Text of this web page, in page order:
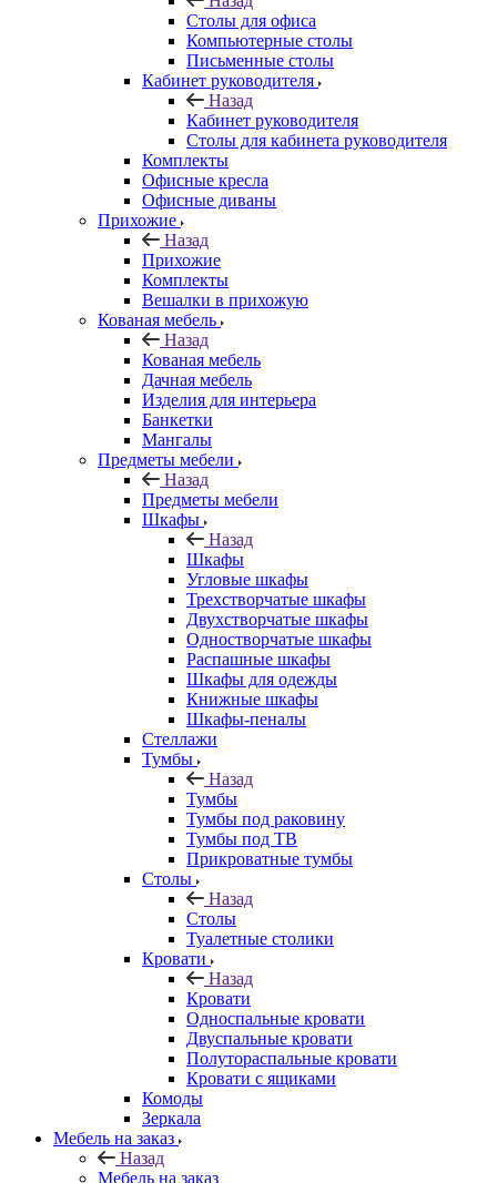
Столы для офиса
Компьютерные столы
Письменные столы
Кабинет руководителя
Назад
Кабинет руководителя
Столы для кабинета руководителя
Комплекты
Офисные кресла
Офисные диваны
Прихожие
Назад
Прихожие
Комплекты
Вешалки в прихожую
Кованая мебель
Назад
Кованая мебель
Дачная мебель
Изделия для интерьера
Банкетки
Мангалы
Предметы мебели
Назад
Предметы мебели
Шкафы
Назад
Шкафы
Угловые шкафы
Трехстворчатые шкафы
Двухстворчатые шкафы
Одностворчатые шкафы
Распашные шкафы
Шкафы для одежды
Книжные шкафы
Шкафы-пеналы
Стеллажи
Тумбы
Назад
Тумбы
Тумбы под раковину
Тумбы под ТВ
Прикроватные тумбы
Столы
Назад
Столы
Туалетные столики
Кровати
Назад
Кровати
Односпальные кровати
Двуспальные кровати
Полутораспальные кровати
Кровати с ящиками
Комоды
Зеркала
Мебель на заказ
Назад
Мебель на заказ